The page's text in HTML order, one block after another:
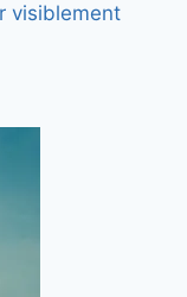
visiblement